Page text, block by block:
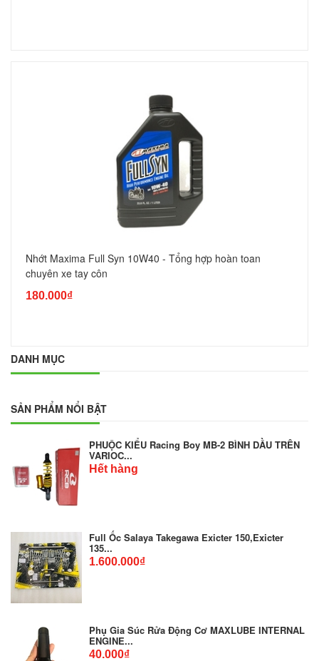
Nhớt Maxima Full Syn 10W40 - Tổng hợp hoàn toan
chuyên xe tay côn
180.000₫
DANH MỤC
SẢN PHẨM NỔI BẬT
PHUỘC KIỂU Racing Boy MB-2 BÌNH DẦU TRÊN
VARIOC...
Hết hàng
Full Ốc Salaya Takegawa Exicter 150,Exicter
135...
1.600.000₫
Phụ Gia Súc Rửa Động Cơ MAXLUBE INTERNAL
ENGINE...
40.000₫